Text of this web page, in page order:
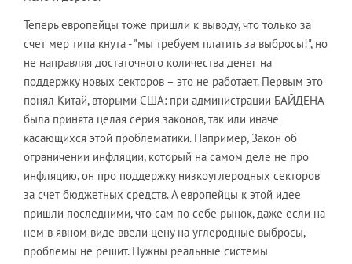
Теперь европейцы тоже пришли к выводу, что только за
счет мер типа кнута - "мы требуем платить за выбросы!", но
не направляя достаточного количества денег на
поддержку новых секторов – это не работает. Первым это
понял Китай, вторыми США: при администрации БАЙДЕНА
была принята целая серия законов, так или иначе
касающихся этой проблематики. Например, Закон об
ограничении инфляции, который на самом деле не про
инфляцию, он про поддержку низкоуглеродных секторов
за счет бюджетных средств. А европейцы к этой идее
пришли последними, что сам по себе рынок, даже если на
нем в явном виде ввели цену на углеродные выбросы,
проблемы не решит. Нужны реальные системы